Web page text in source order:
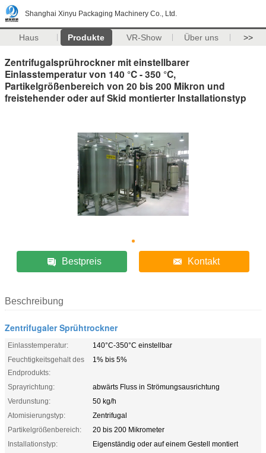
Shanghai Xinyu Packaging Machinery Co., Ltd.
Haus Produkte VR-Show Über uns >>
Zentrifugalsprührockner mit einstellbarer
Einlasstemperatur von 140 °C - 350 °C,
Partikelgrößenbereich von 20 bis 200 Mikron und
freistehender oder auf Skid montierter Installationstyp
Bestpreis Kontakt
Beschreibung
Zentrifugaler Sprühtrockner
Einlasstemperatur:
140°C-350°C einstellbar
Feuchtigkeitsgehalt des
Endprodukts:
1% bis 5%
Sprayrichtung:
abwärts Fluss in Strömungsausrichtung
Verdunstung:
50 kg/h
Atomisierungstyp:
Zentrifugal
Partikelgrößenbereich:
20 bis 200 Mikrometer
Installationstyp:
Eigenständig oder auf einem Gestell montiert